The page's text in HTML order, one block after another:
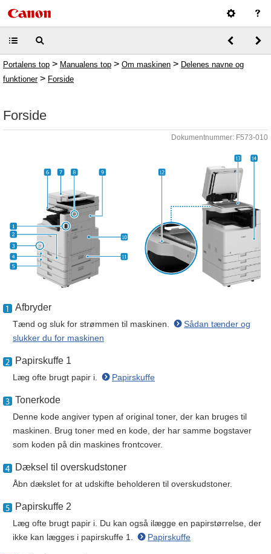
Portalens top > Manualens top > Om maskinen > Delenes navne og
funktioner> Forside
Forside
Dokumentnummer: F573-010
Afbryder
Tænd og sluk for strømmen til maskinen.
Sådan tænder og
slukker du for maskinen
Papirskuffe 1
Læg ofte brugt papir i. Papirskuffe
Tonerkode
Denne kode angiver typen af original toner, der kan bruges til
maskinen. Brug toner med en kode, der har samme bogstaver
som koden på din maskines frontcover.
Dæksel til overskudstoner
Åbn dækslet for at udskifte beholderen til overskudstoner.
Papirskuffe 2
Læg ofte brugt papir i. Du kan også ilægge en papirstørrelse, der
ikke kan lægges i papirskuffe 1.
Papirskuffe